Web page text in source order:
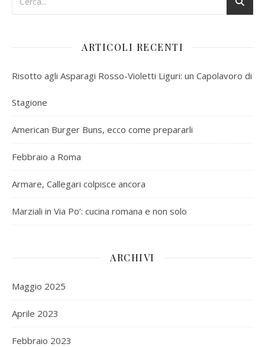
ARTICOLI RECENTI
Risotto agli Asparagi Rosso-Violetti Liguri: un Capolavoro di
Stagione
American Burger Buns, ecco come prepararli
Febbraio a Roma
Armare, Callegari colpisce ancora
Marziali in Via Po’: cucina romana e non solo
ARCHIVI
Maggio 2025
Aprile 2023
Febbraio 2023